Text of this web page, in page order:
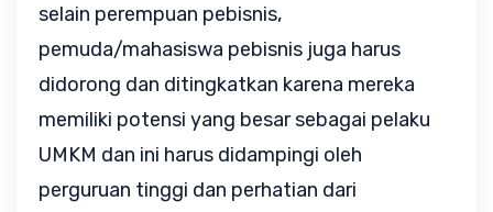
selain perempuan pebisnis,
pemuda/mahasiswa pebisnis juga harus
didorong dan ditingkatkan karena mereka
memiliki potensi yang besar sebagai pelaku
UMKM dan ini harus didampingi oleh
perguruan tinggi dan perhatian dari